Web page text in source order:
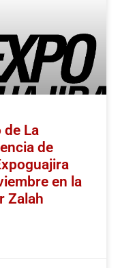
de La
de
en la
Zalah